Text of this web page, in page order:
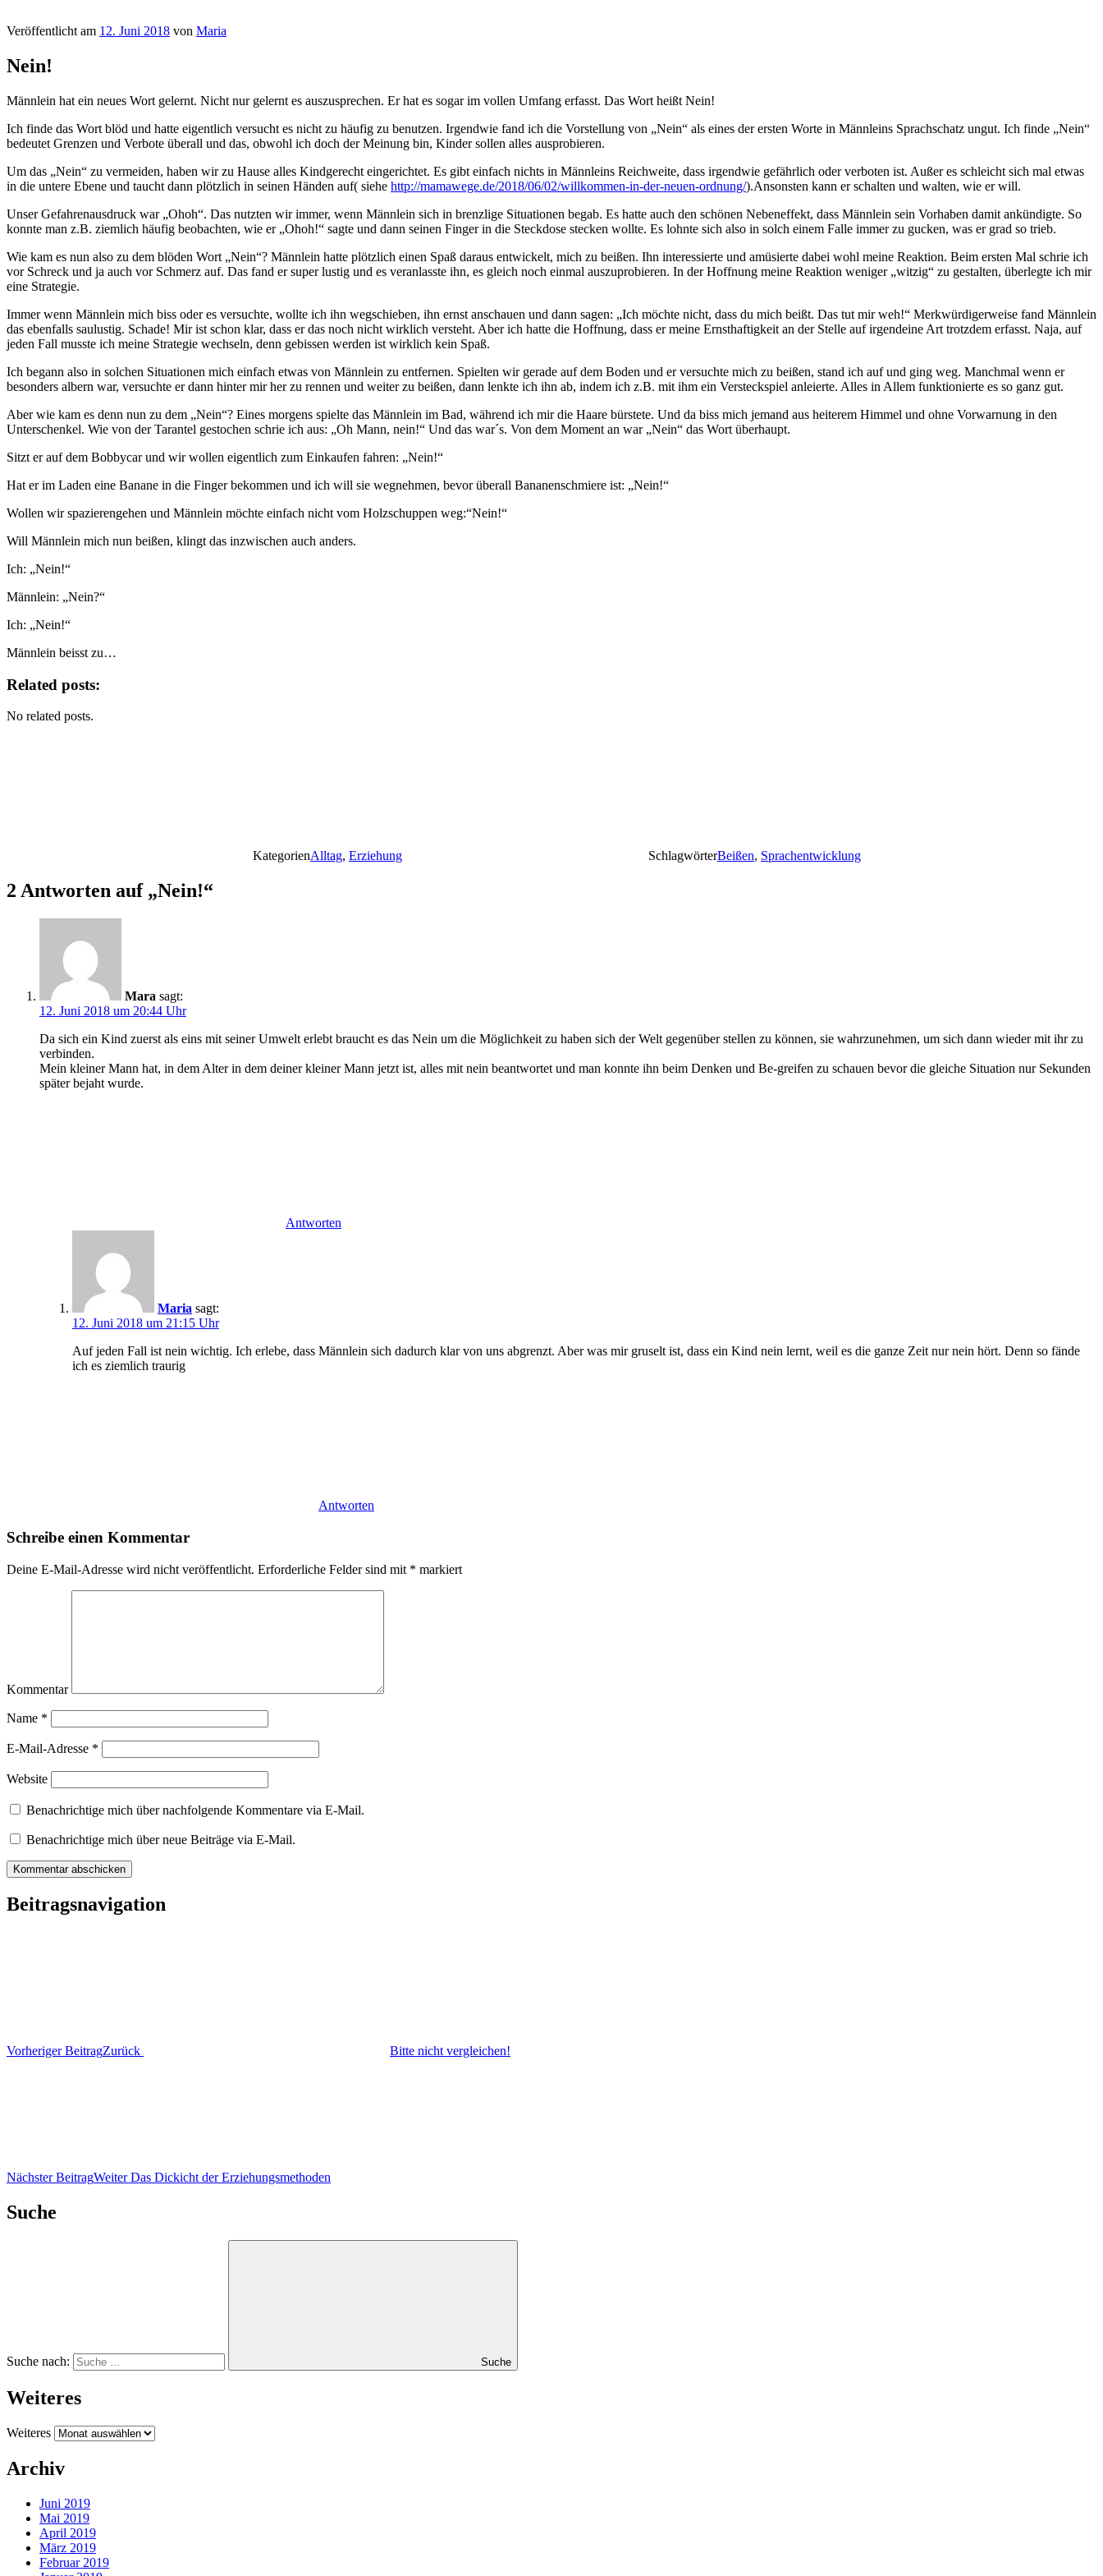
Veröffentlicht am 12. Juni 2018 von Maria
Nein!
Männlein hat ein neues Wort gelernt. Nicht nur gelernt es auszusprechen. Er hat es sogar im vollen Umfang erfasst. Das Wort heißt Nein!
Ich finde das Wort blöd und hatte eigentlich versucht es nicht zu häufig zu benutzen. Irgendwie fand ich die Vorstellung von „Nein“ als eines der ersten Worte in Männleins Sprachschatz ungut. Ich finde „Nein“
bedeutet Grenzen und Verbote überall und das, obwohl ich doch der Meinung bin, Kinder sollen alles ausprobieren.
Um das „Nein“ zu vermeiden, haben wir zu Hause alles Kindgerecht eingerichtet. Es gibt einfach nichts in Männleins Reichweite, dass irgendwie gefährlich oder verboten ist. Außer es schleicht sich mal etwas
in die untere Ebene und taucht dann plötzlich in seinen Händen auf( siehe http://mamawege.de/2018/06/02/willkommen-in-der-neuen-ordnung/).Ansonsten kann er schalten und walten, wie er will.
Unser Gefahrenausdruck war „Ohoh“. Das nutzten wir immer, wenn Männlein sich in brenzlige Situationen begab. Es hatte auch den schönen Nebeneffekt, dass Männlein sein Vorhaben damit ankündigte. So
konnte man z.B. ziemlich häufig beobachten, wie er „Ohoh!“ sagte und dann seinen Finger in die Steckdose stecken wollte. Es lohnte sich also in solch einem Falle immer zu gucken, was er grad so trieb.
Wie kam es nun also zu dem blöden Wort „Nein“? Männlein hatte plötzlich einen Spaß daraus entwickelt, mich zu beißen. Ihn interessierte und amüsierte dabei wohl meine Reaktion. Beim ersten Mal schrie ich
vor Schreck und ja auch vor Schmerz auf. Das fand er super lustig und es veranlasste ihn, es gleich noch einmal auszuprobieren. In der Hoffnung meine Reaktion weniger „witzig“ zu gestalten, überlegte ich mir
eine Strategie.
Immer wenn Männlein mich biss oder es versuchte, wollte ich ihn wegschieben, ihn ernst anschauen und dann sagen: „Ich möchte nicht, dass du mich beißt. Das tut mir weh!“ Merkwürdigerweise fand Männlein
das ebenfalls saulustig. Schade! Mir ist schon klar, dass er das noch nicht wirklich versteht. Aber ich hatte die Hoffnung, dass er meine Ernsthaftigkeit an der Stelle auf irgendeine Art trotzdem erfasst. Naja, auf
jeden Fall musste ich meine Strategie wechseln, denn gebissen werden ist wirklich kein Spaß.
Ich begann also in solchen Situationen mich einfach etwas von Männlein zu entfernen. Spielten wir gerade auf dem Boden und er versuchte mich zu beißen, stand ich auf und ging weg. Manchmal wenn er
besonders albern war, versuchte er dann hinter mir her zu rennen und weiter zu beißen, dann lenkte ich ihn ab, indem ich z.B. mit ihm ein Versteckspiel anleierte. Alles in Allem funktionierte es so ganz gut.
Aber wie kam es denn nun zu dem „Nein“? Eines morgens spielte das Männlein im Bad, während ich mir die Haare bürstete. Und da biss mich jemand aus heiterem Himmel und ohne Vorwarnung in den
Unterschenkel. Wie von der Tarantel gestochen schrie ich aus: „Oh Mann, nein!“ Und das war´s. Von dem Moment an war „Nein“ das Wort überhaupt.
Sitzt er auf dem Bobbycar und wir wollen eigentlich zum Einkaufen fahren: „Nein!“
Hat er im Laden eine Banane in die Finger bekommen und ich will sie wegnehmen, bevor überall Bananenschmiere ist: „Nein!“
Wollen wir spazierengehen und Männlein möchte einfach nicht vom Holzschuppen weg:“Nein!“
Will Männlein mich nun beißen, klingt das inzwischen auch anders.
Ich: „Nein!“
Männlein: „Nein?“
Ich: „Nein!“
Männlein beisst zu…
Related posts:
No related posts.
KategorienAlltag, Erziehung SchlagwörterBeißen, Sprachentwicklung
2 Antworten auf „Nein!“
Mara sagt:
12. Juni 2018 um 20:44 Uhr
Da sich ein Kind zuerst als eins mit seiner Umwelt erlebt braucht es das Nein um die Möglichkeit zu haben sich der Welt gegenüber stellen zu können, sie wahrzunehmen, um sich dann wieder mit ihr zu
verbinden.
Mein kleiner Mann hat, in dem Alter in dem deiner kleiner Mann jetzt ist, alles mit nein beantwortet und man konnte ihn beim Denken und Be-greifen zu schauen bevor die gleiche Situation nur Sekunden
später bejaht wurde.
Antworten
Maria sagt:
12. Juni 2018 um 21:15 Uhr
Auf jeden Fall ist nein wichtig. Ich erlebe, dass Männlein sich dadurch klar von uns abgrenzt. Aber was mir gruselt ist, dass ein Kind nein lernt, weil es die ganze Zeit nur nein hört. Denn so fände
ich es ziemlich traurig
Antworten
Schreibe einen Kommentar
Deine E-Mail-Adresse wird nicht veröffentlicht. Erforderliche Felder sind mit * markiert
Kommentar
Name *
E-Mail-Adresse *
Website
Benachrichtige mich über nachfolgende Kommentare via E-Mail.
Benachrichtige mich über neue Beiträge via E-Mail.
Beitragsnavigation
Vorheriger BeitragZurück Bitte nicht vergleichen!
Nächster BeitragWeiter Das Dickicht der Erziehungsmethoden
Suche
Suche nach: Suche
Weiteres
Weiteres
Archiv
Juni 2019
Mai 2019
April 2019
März 2019
Februar 2019